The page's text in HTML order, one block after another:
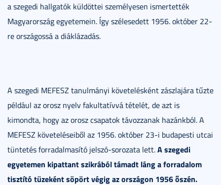
a szegedi hallgatók küldöttei személyesen ismertették
Magyarország egyetemein. Így szélesedett 1956. október 22-
re országossá a diáklázadás.
A szegedi MEFESZ tanulmányi követelésként zászlajára tűzte
például az orosz nyelv fakultatívvá tételét, de azt is
kimondta, hogy az orosz csapatok távozzanak hazánkból. A
MEFESZ követeléseiből az 1956. október 23-i budapesti utcai
tüntetés forradalmasító jelszó-sorozata lett.A szegedi
egyetemen kipattant szikrából támadt láng a forradalom
tisztító tüzeként söpört végig az országon 1956 őszén.